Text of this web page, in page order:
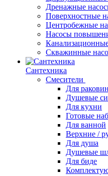
Дренажные
Поверхностные
Центробежные
Насосы
Скважинные
Сантехника
Смесители
Для
Душевые
Для кухни
Готовые
Для ванной
Верхние /
Для душа
Душевые
Для биде